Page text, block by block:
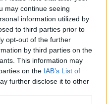
may continue seeing
information utilized by
to third parties prior to
opt-out of the further
by third parties on the
This information may
on the IAB’s List of
further disclose it to other
grūti lūgt palīdzību,
tiešām ir jādara.
atkāpsies pati no